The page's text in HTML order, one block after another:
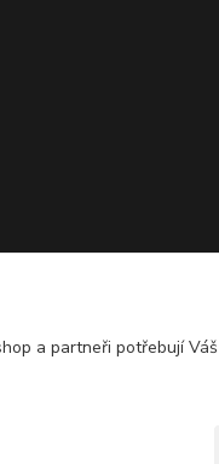
a partneři potřebují Váš